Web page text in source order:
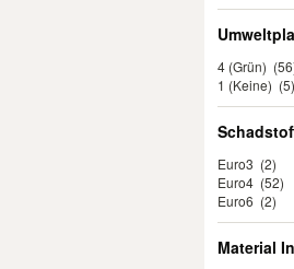
4 (Grün)
1 (Keine) (5)
Euro3 (2)
Euro4 (52)
Euro6 (2)
Material